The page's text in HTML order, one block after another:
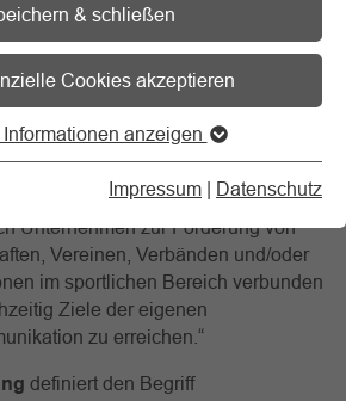
& schließen
Cookies akzeptieren
anzeigen
Impressum | Datenschutz
Prof. Dr. Manfred Bruhn
die Planung, Organisation,
Geld-, Sachmitteln, Dienstleistungen
Unternehmen zur Förderung von
Vereinen, Verbänden und/oder
im sportlichen Bereich verbunden
Ziele der eigenen
zu erreichen.“
definiert den Begriff